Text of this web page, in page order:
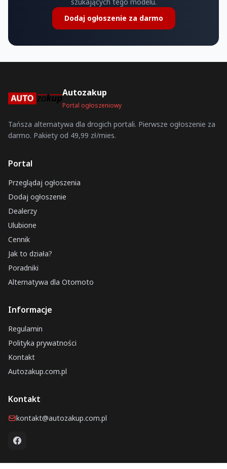
Dodaj ogłoszenie za darmo
Autozakup
Portal ogłoszeniowy
Tańsza alternatywa dla drogich portali. Pierwsze ogłoszenie za
darmo. Pakiety od 49,99 zł/mies.
Portal
Przeglądaj ogłoszenia
Dodaj ogłoszenie
Dealerzy
Ulubione
Cennik
Jak to działa?
Poradniki
Alternatywa dla Otomoto
Informacje
Regulamin
Polityka prywatności
Kontakt
Autozakup.com.pl
Kontakt
kontakt@autozakup.com.pl